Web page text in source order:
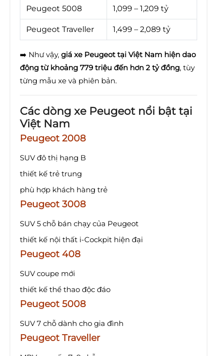
Peugeot 5008 1,099 – 1,209 tỷ
Peugeot Traveller 1,499 – 2,089 tỷ
➡️ Như vậy, giá xe Peugeot tại Việt Nam hiện dao
động từ khoảng 779 triệu đến hơn 2 tỷ đồng, tùy
từng mẫu xe và phiên bản.
Các dòng xe Peugeot nổi bật tại
Việt Nam
Peugeot 2008
SUV đô thị hạng B
thiết kế trẻ trung
phù hợp khách hàng trẻ
Peugeot 3008
SUV 5 chỗ bán chạy của Peugeot
thiết kế nội thất i-Cockpit hiện đại
Peugeot 408
SUV coupe mới
thiết kế thể thao độc đáo
Peugeot 5008
SUV 7 chỗ dành cho gia đình
Peugeot Traveller